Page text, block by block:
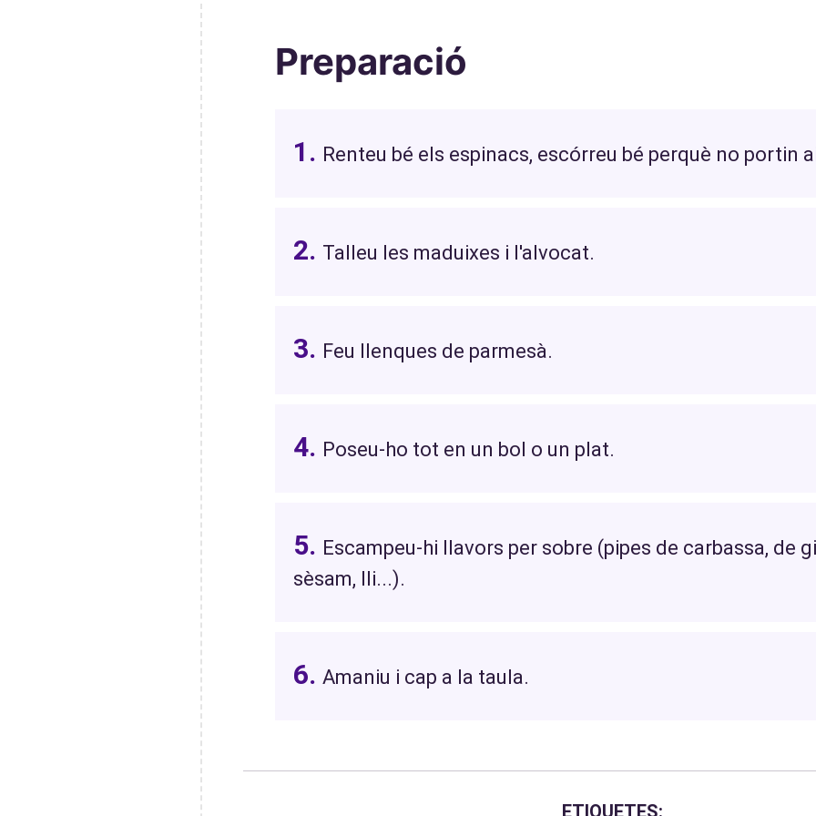
Preparació
Renteu bé els espinacs, escórreu bé perquè no portin
Talleu les maduixes i l'alvocat.
Feu llenques de parmesà.
Poseu-ho tot en un bol o un plat.
Escampeu-hi llavors per sobre (pipes de carbassa, de
sèsam, lli...).
Amaniu i cap a la taula.